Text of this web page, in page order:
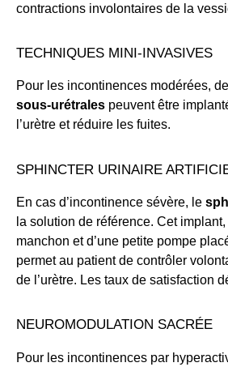
contractions involontaires de la
TECHNIQUES MINI-INVASIVES
Pour les incontinences modérées,
sous-urétrales peuvent être
l’urètre et réduire les fuites.
SPHINCTER URINAIRE
En cas d’incontinence sévère, le
la solution de référence. Cet implant,
manchon et d’une petite pompe
permet au patient de contrôler
de l’urètre. Les taux de satisfaction
NEUROMODULATION SACRÉE
Pour les incontinences par